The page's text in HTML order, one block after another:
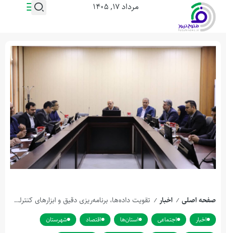
مرداد ۱۷, ۱۴۰۵
صفحه اصلی / اخبار / تقویت داده‌ها، برنامه‌ریزی دقیق و ابزارهای كنترلی؛ ۳ اولویت اصلی برای مدیریت اوج بار 1405
اخبار اجتماعی استان‌ها اقتصاد
شهرستان